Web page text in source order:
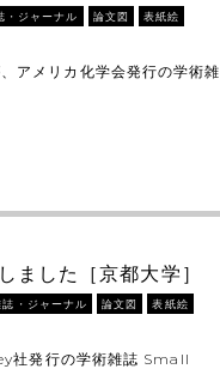
・ジャーナル 論文図
表紙絵
アメリカ化学会発行の学術雑
した［京都大学］
誌・ジャーナル 論文図
表紙絵
社発行の学術雑誌 Small